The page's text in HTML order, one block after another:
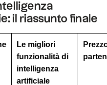
il riassunto finale
Le migliori
funzionalità di
intelligenza
artificiale